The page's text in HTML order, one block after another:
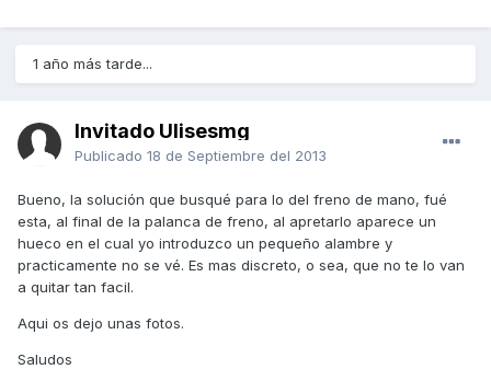
1 año más tarde...
Invitado Ulisesmg
Publicado 18 de Septiembre del 2013
Bueno, la solución que busqué para lo del freno de mano, fué
esta, al final de la palanca de freno, al apretarlo aparece un
hueco en el cual yo introduzco un pequeño alambre y
practicamente no se vé. Es mas discreto, o sea, que no te lo van
a quitar tan facil.
Aqui os dejo unas fotos.
Saludos